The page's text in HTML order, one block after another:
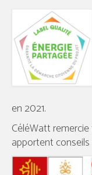
en 2021.
CéléWatt
apportent